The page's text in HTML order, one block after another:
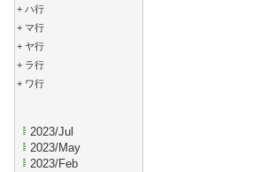
+ ハ行
+ マ行
+ ヤ行
+ ラ行
+ ワ行
2023/Jul
2023/May
2023/Feb